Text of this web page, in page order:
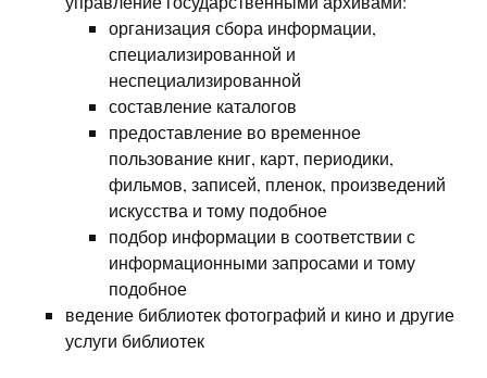
организация сбора информации,
специализированной и
неспециализированной
составление каталогов
предоставление во временное
пользование книг, карт, периодики,
фильмов, записей, пленок, произведений
искусства и тому подобное
подбор информации в соответствии с
информационными запросами и тому
подобное
ведение библиотек фотографий и кино и другие
услуги библиотек